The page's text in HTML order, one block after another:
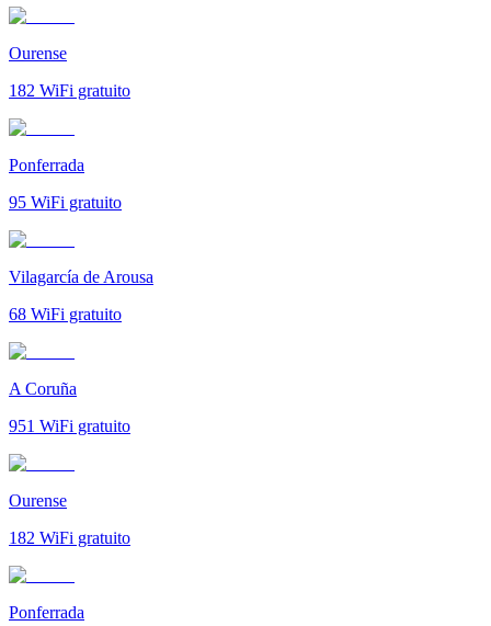
Ourense
182 WiFi gratuito
Ponferrada
95 WiFi gratuito
Vilagarcía de Arousa
68 WiFi gratuito
A Coruña
951 WiFi gratuito
Ourense
182 WiFi gratuito
Ponferrada